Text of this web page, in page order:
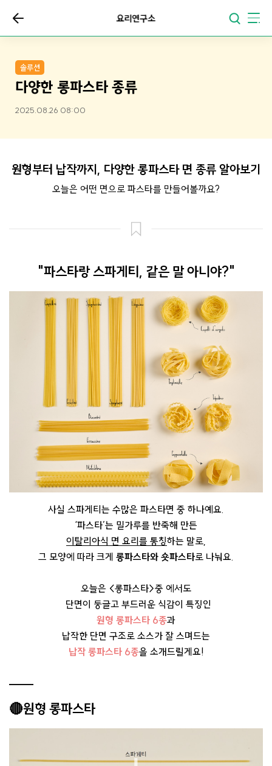
요리연구소
솔루션
다양한 롱파스타 종류
2025.08.26 08:00
원형부터 납작까지, 다양한 롱파스타 면 종류 알아보기
오늘은 어떤 면으로 파스타를 만들어볼까요?
"파스타랑 스파게티, 같은 말 아니야?"
사실 스파게티는 수많은 파스타면 중 하나예요.
‘파스타’는 밀가루를 반죽해 만든
이탈리아식 면 요리를 통칭하는 말로,
그 모양에 따라 크게 롱파스타와 숏파스타로 나눠요.
오늘은 <롱파스타>중 에서도
단면이 둥글고 부드러운 식감이 특징인
원형 롱파스타 6종과
납작한 단면 구조로 소스가 잘 스며드는
납작 롱파스타 6종을 소개드릴게요!
🔴원형 롱파스타